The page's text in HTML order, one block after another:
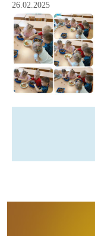
26.02.2025